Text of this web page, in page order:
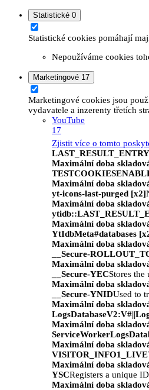
Statistické 0
Statistické cookies pomáhají
Nepoužíváme cookies
Marketingové 17
Marketingové cookies jsou
vydavatele a inzerenty třetích
YouTube
17
Zjistit více o tomto
Maximální doba
Maximální doba
yt-icons-last-purged [x2]
Maximální doba
Maximální doba
YtIdbMeta#databases
Maximální doba
__Secure-
Maximální doba
__Secure-YECStores the
Maximální doba
__Secure-YNIDUsed to
Maximální doba
Maximální doba
Maximální doba
VISITOR_INFO1_LIVE
Maximální doba
YSCRegisters a unique
Maximální doba